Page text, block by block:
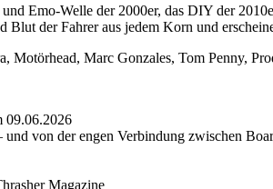
Emo-Welle der 2000er, das DIY der
Blut der Fahrer aus jedem Korn und
Motörhead, Marc Gonzales, Tom Penny,
09.06.2026
von der engen Verbindung zwischen
Magazine